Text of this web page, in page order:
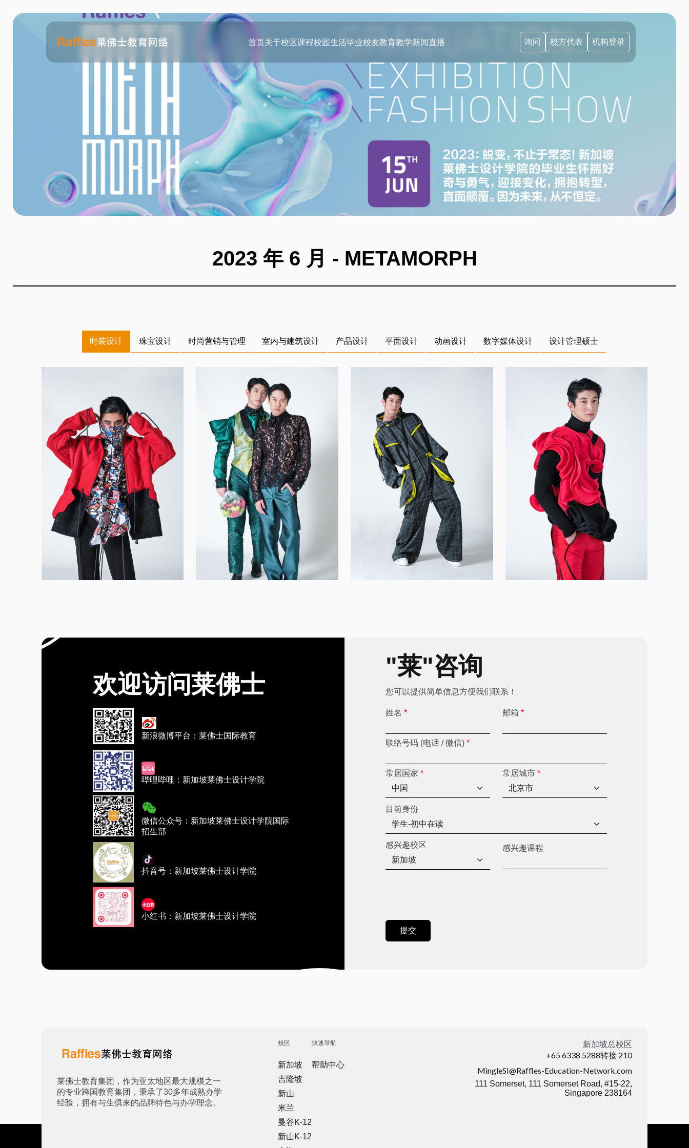
首页关于校区课程校园生活毕业校友教育教学新闻直播 询问 校方代表 机构登录
2023 年 6 月 - METAMORPH
时装设计 珠宝设计 时尚营销与管理 室内与建筑设计 产品设计 平面设计 动画设计 数字媒体设计 设计管理硕士
Wint Thawdar Oo
时装设计
WANG Han
时装设计
Feliony Faustine
时装设计
欢迎访问莱佛士
新浪微博平台：莱佛士国际教育
哔哩哔哩：新加坡莱佛士设计学院
微信公众号：新加坡莱佛士设计学院国际
招生部
抖音号：新加坡莱佛士设计学院
小红书：新加坡莱佛士设计学院
"莱"咨询
您可以提供简单信息方便我们联系！
姓名 * 邮箱 *
联络号码 (电话 / 微信) *
常居国家 * 常居城市 *
目前身份
感兴趣校区 感兴趣课程
莱佛士教育集团，作为亚太地区最大规模之一
的专业跨国教育集团，秉承了30多年成熟办学
经验，拥有与生俱来的品牌特色与办学理念。
校区
新加坡
吉隆坡
新山
米兰
曼谷K-12
新山K-12
快速导航
帮助中心
新加坡总校区
+65 6338 5288转接 210
MingleSI@Raffles-Education-Network.com
111 Somerset, 111 Somerset Road, #15-22,
Singapore 238164